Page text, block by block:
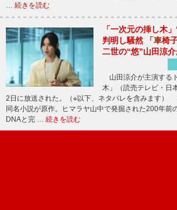
… 続きを読む
「一次元の挿し木
判明し騒然 「車椅
二世の“悠”山田涼介
山田涼介が主演する
木」（読売テレビ・日
2日に放送された。（※以下、ネタバレを含みます）
同名小説が原作。ヒマラヤ山中で発掘された200年前
DNAと完 … 続きを読む